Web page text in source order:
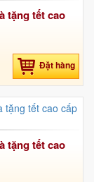
tặng tết cao
Đặt hàng
tặng tết cao